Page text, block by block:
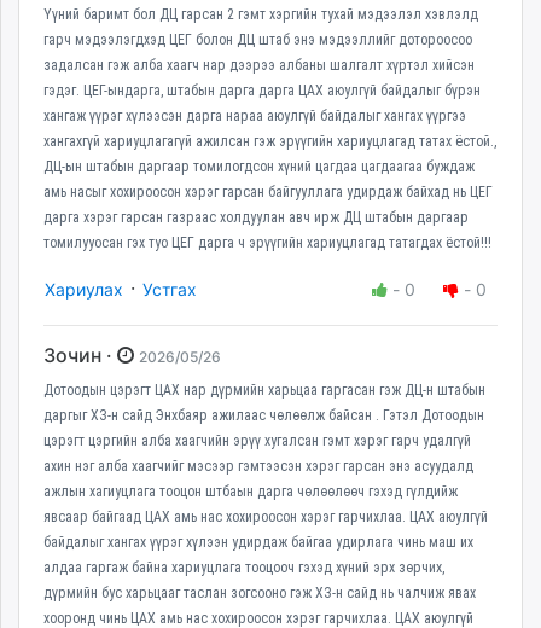
Үүний баримт бол ДЦ гарсан 2 гэмт хэргийн тухай мэдээлэл хэвлэлд
гарч мэдээлэгдхэд ЦЕГ болон ДЦ штаб энэ мэдээллийг дотороосоо
задалсан гэж алба хаагч нар дээрээ албаны шалгалт хүртэл хийсэн
гэдэг. ЦЕГ-ындарга, штабын дарга дарга ЦАХ аюулгүй байдалыг бүрэн
хангаж үүрэг хүлээсэн дарга нараа аюулгүй байдалыг хангах үүргээ
хангахгүй хариуцлагагүй ажилсан гэж эрүүгийн хариуцлагад татах ёстой.,
ДЦ-ын штабын даргаар томилогдсон хүний цагдаа цагдаагаа буждаж
амь насыг хохироосон хэрэг гарсан байгууллага удирдаж байхад нь ЦЕГ
дарга хэрэг гарсан газраас холдуулан авч ирж ДЦ штабын даргаар
томилууосан гэх туо ЦЕГ дарга ч эрүүгийн хариуцлагад татагдах ёстой!!!
Хариулах · Устгах - 0 - 0
Зочин · 2026/05/26
Дотоодын цэрэгт ЦАХ нар дүрмийн харьцаа гаргасан гэж ДЦ-н штабын
даргыг ХЗ-н сайд Энхбаяр ажилаас чөлөөлж байсан . Гэтэл Дотоодын
цэрэгт цэргийн алба хаагчийн эрүү хугалсан гэмт хэрэг гарч удалгүй
ахин нэг алба хаагчийг мэсээр гэмтээсэн хэрэг гарсан энэ асуудалд
ажлын хагиуцлага тооцон штбаын дарга чөлөөлөөч гэхэд гүлдийж
явсаар байгаад ЦАХ амь нас хохироосон хэрэг гарчихлаа. ЦАХ аюулгүй
байдалыг хангах үүрэг хүлээн удирдаж байгаа удирлага чинь маш их
алдаа гаргаж байна хариуцлага тооцооч гэхэд хүний эрх зөрчих,
дүрмийн бус харьцааг таслан зогсооно гэж ХЗ-н сайд нь чалчиж явах
хооронд чинь ЦАХ амь нас хохироосон хэрэг гарчихлаа. ЦАХ аюулгүй